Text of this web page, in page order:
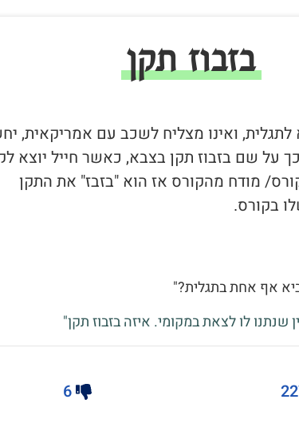
בזבוז תקן
לתגלית, ואינו מצליח לשכב עם אמריקאית,
על שם בזבוז תקן בצבא, כאשר חייל יוצא
מודח מהקורס אז הוא "בזבז" את התקן
בקורס.
אף אחת בתגלית?"
לו לצאת במקומי. איזה בזבוז תקן"
6